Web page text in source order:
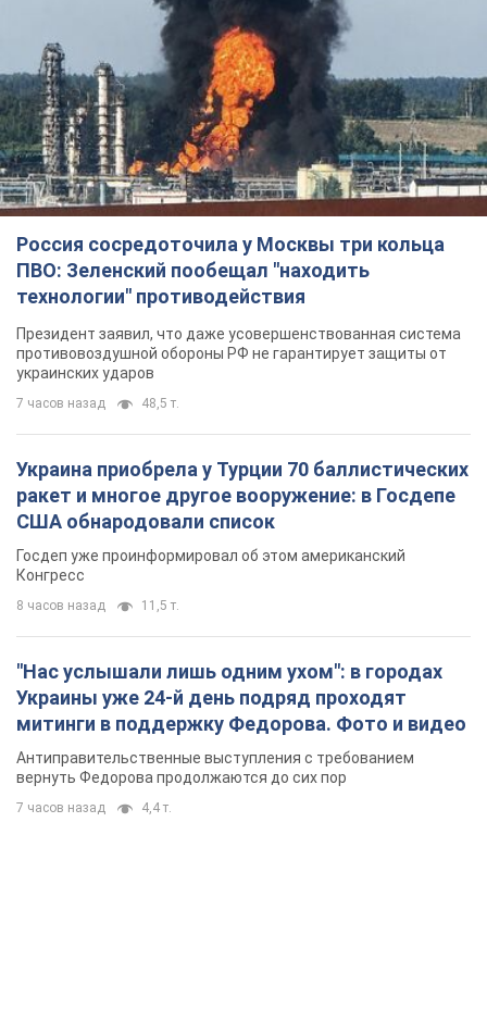
Россия сосредоточила у Москвы три кольца
ПВО: Зеленский пообещал "находить
технологии" противодействия
Президент заявил, что даже усовершенствованная система
противовоздушной обороны РФ не гарантирует защиты от
украинских ударов
7 часов назад 48,5 т.
Украина приобрела у Турции 70 баллистических
ракет и многое другое вооружение: в Госдепе
США обнародовали список
Госдеп уже проинформировал об этом американский
Конгресс
8 часов назад 11,5 т.
"Нас услышали лишь одним ухом": в городах
Украины уже 24-й день подряд проходят
митинги в поддержку Федорова. Фото и видео
Антиправительственные выступления с требованием
вернуть Федорова продолжаются до сих пор
7 часов назад 4,4 т.